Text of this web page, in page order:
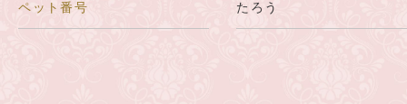
ペット番号 たろう